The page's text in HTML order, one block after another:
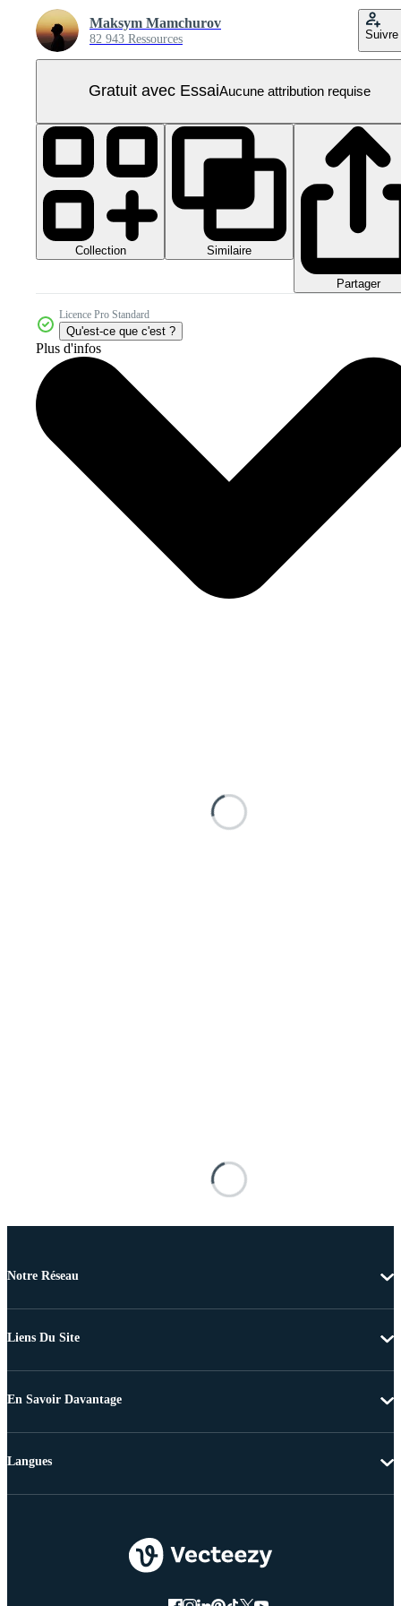
Maksym Mamchurov
82 943 Ressources Suivre
Gratuit avec EssaiAucune attribution requise
Collection Similaire
Partager
Licence Pro Standard
Qu'est-ce que c'est ?
Plus d'infos
Notre Réseau
Liens Du Site
En Savoir Davantage
Langues